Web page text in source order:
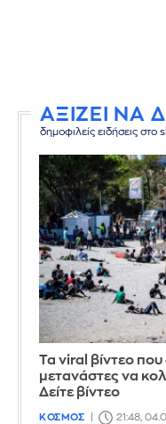
ΑΞΙΖΕΙ ΝΑ
δημοφιλείς ειδήσεις στο
Τα viral βίντεο που
μετανάστες να
Δείτε βίντεο
ΚΟΣΜΟΣ 21:48,